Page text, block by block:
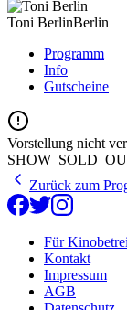
Toni BerlinBerlin
Programm
Info
Gutscheine
Vorstellung nicht
Zurück zum
Für
Kontakt
Impressum
AGB